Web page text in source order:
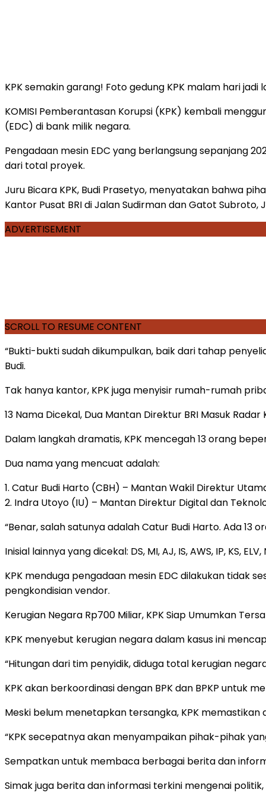
KPK semakin garang! Foto gedung KPK malam hari jadi
KOMISI Pemberantasan Korupsi (KPK) kembali
(EDC) di bank milik negara.
Pengadaan mesin EDC yang berlangsung sepanjang
dari total proyek.
Juru Bicara KPK, Budi Prasetyo, menyatakan bahwa
Kantor Pusat BRI di Jalan Sudirman dan Gatot Subroto,
ADVERTISEMENT
SCROLL TO RESUME CONTENT
“Bukti-bukti sudah dikumpulkan, baik dari tahap
Budi.
Tak hanya kantor, KPK juga menyisir rumah-rumah
13 Nama Dicekal, Dua Mantan Direktur BRI Masuk Radar
Dalam langkah dramatis, KPK mencegah 13 orang
Dua nama yang mencuat adalah:
1. Catur Budi Harto (CBH) – Mantan Wakil Direktur
2. Indra Utoyo (IU) – Mantan Direktur Digital dan
“Benar, salah satunya adalah Catur Budi Harto. Ada 13
Inisial lainnya yang dicekal: DS, MI, AJ, IS, AWS, IP, KS, ELV,
KPK menduga pengadaan mesin EDC dilakukan tidak
pengkondisian vendor.
Kerugian Negara Rp700 Miliar, KPK Siap Umumkan
KPK menyebut kerugian negara dalam kasus ini
“Hitungan dari tim penyidik, diduga total kerugian
KPK akan berkoordinasi dengan BPK dan BPKP untuk
Meski belum menetapkan tersangka, KPK
“KPK secepatnya akan menyampaikan pihak-pihak
Sempatkan untuk membaca berbagai berita dan
Simak juga berita dan informasi terkini mengenai